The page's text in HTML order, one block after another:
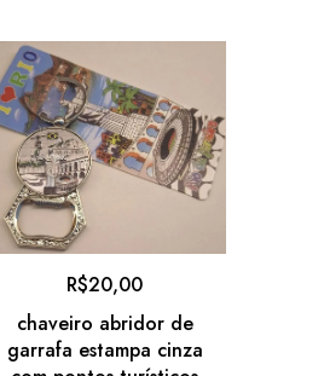
chaveiro abridor de
garrafa estampa cinza
R$20,00